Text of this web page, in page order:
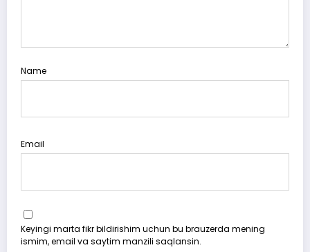
Name
Email
Keyingi marta fikr bildirishim uchun bu brauzerda mening
ismim, email va saytim manzili saqlansin.